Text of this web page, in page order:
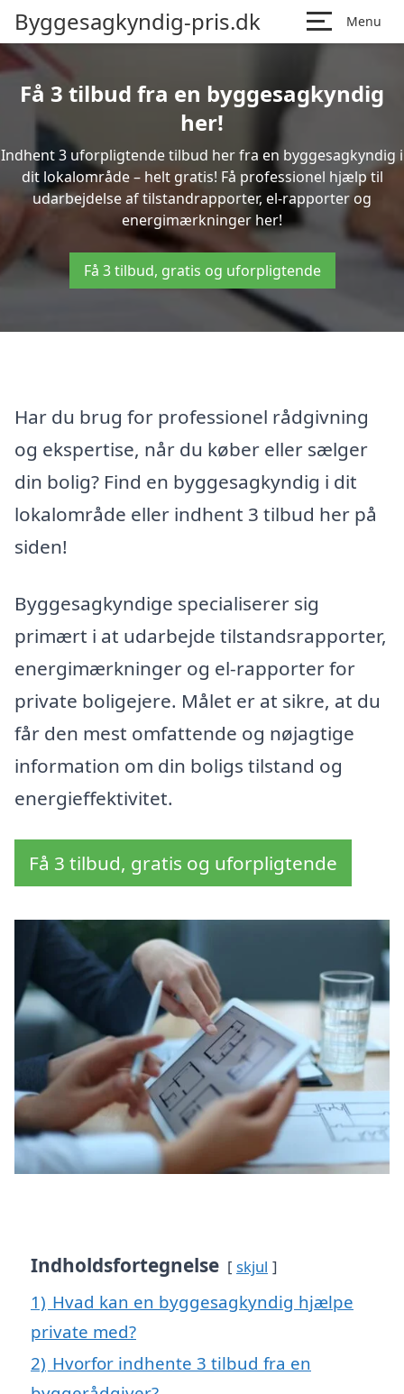
Byggesagkyndig-pris.dk Menu
Få 3 tilbud fra en byggesagkyndig
her!
Indhent 3 uforpligtende tilbud her fra en byggesagkyndig i
dit lokalområde – helt gratis! Få professionel hjælp til
udarbejdelse af tilstandrapporter, el-rapporter og
energimærkninger her!
Få 3 tilbud, gratis og uforpligtende
Har du brug for professionel rådgivning
og ekspertise, når du køber eller sælger
din bolig? Find en byggesagkyndig i dit
lokalområde eller indhent 3 tilbud her på
siden!
Byggesagkyndige specialiserer sig
primært i at udarbejde tilstandsrapporter,
energimærkninger og el-rapporter for
private boligejere. Målet er at sikre, at du
får den mest omfattende og nøjagtige
information om din boligs tilstand og
energieffektivitet.
Få 3 tilbud, gratis og uforpligtende
Indholdsfortegnelse skjul
1) Hvad kan en byggesagkyndig hjælpe
private med?
2) Hvorfor indhente 3 tilbud fra en